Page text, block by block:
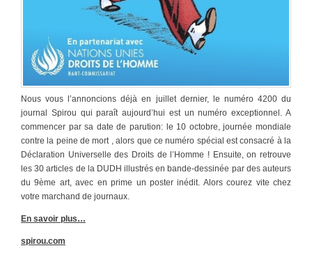
Nous vous l’annoncions déjà en juillet dernier, le numéro 4200 du
journal Spirou qui paraît aujourd’hui est un numéro exceptionnel. A
commencer par sa date de parution: le 10 octobre, journée mondiale
contre la peine de mort , alors que ce numéro spécial est consacré à la
Déclaration Universelle des Droits de l’Homme ! Ensuite, on retrouve
les 30 articles de la DUDH illustrés en bande-dessinée par des auteurs
du 9ème art, avec en prime un poster inédit. Alors courez vite chez
votre marchand de journaux.
En savoir plus…
spirou.com